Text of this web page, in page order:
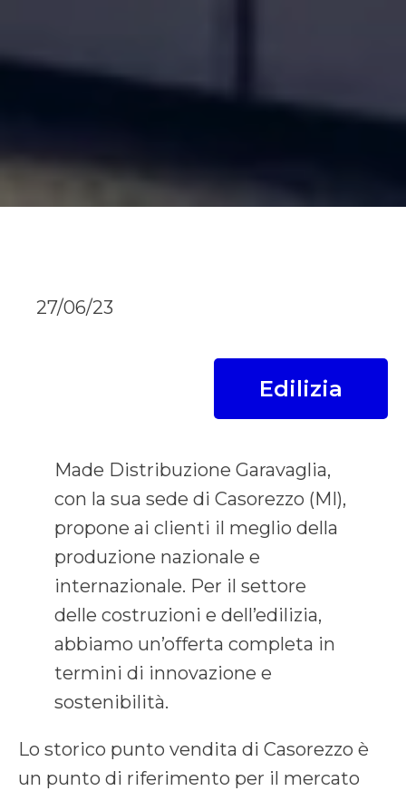
27/06/23
Edilizia
Made Distribuzione Garavaglia,
con la sua sede di Casorezzo (MI),
propone ai clienti il meglio della
produzione nazionale e
internazionale. Per il settore
delle costruzioni e dell’edilizia,
abbiamo un’offerta completa in
termini di innovazione e
sostenibilità.
Lo storico punto vendita di Casorezzo è
un punto di riferimento per il mercato